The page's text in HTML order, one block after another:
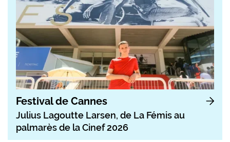
Festival de Cannes
Julius Lagoutte Larsen, de La Fémis au
palmarès de la Cinef 2026